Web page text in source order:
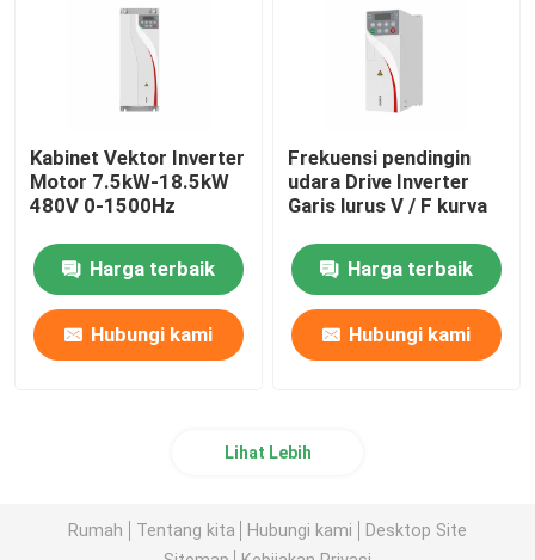
Kabinet Vektor Inverter
Motor 7.5kW-18.5kW
480V 0-1500Hz
Harga terbaik
Hubungi kami
Frekuensi pendingin
udara Drive Inverter
Garis lurus V / F kurva
Harga terbaik
Hubungi kami
Lihat Lebih
Rumah Tentang kita Hubungi kami
Desktop Site